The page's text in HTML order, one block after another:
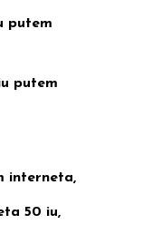
putem
putem
interneta,
50 iu,